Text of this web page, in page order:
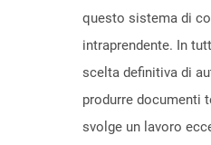
questo sistema di
intraprendente. In
scelta definitiva di
produrre documenti
svolge un lavoro